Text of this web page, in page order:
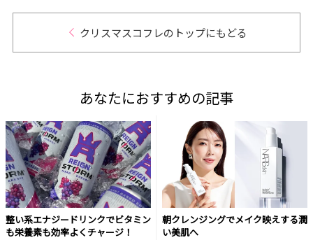
クリスマスコフレのトップにもどる
あなたにおすすめの記事
整い系エナジードリンクでビタミン
も栄養素も効率よくチャージ！
朝クレンジングでメイク映えする潤
い美肌へ